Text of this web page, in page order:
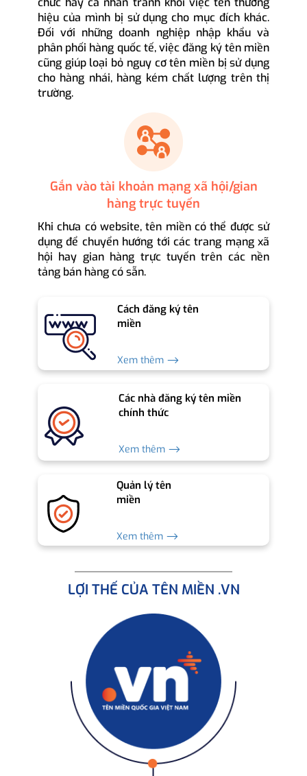
hiệu của mình bị sử dụng cho mục đích khác.
Đối với những doanh nghiệp nhập khẩu và
phân phối hàng quốc tế, việc đăng ký tên miền
cũng giúp loại bỏ nguy cơ tên miền bị sử dụng
cho hàng nhái, hàng kém chất lượng trên thị
trường.
Gắn vào tài khoản mạng xã hội/gian
hàng trực tuyến
Khi chưa có website, tên miền có thể được sử
dụng để chuyển hướng tới các trang mạng xã
hội hay gian hàng trực tuyến trên các nền
tảng bán hàng có sẵn.
Cách đăng ký tên
miền
Xem thêm ⟶
Các nhà đăng ký tên miền
chính thức
Xem thêm ⟶
Quản lý tên
miền
Xem thêm ⟶
LỢI THẾ CỦA TÊN MIỀN .VN